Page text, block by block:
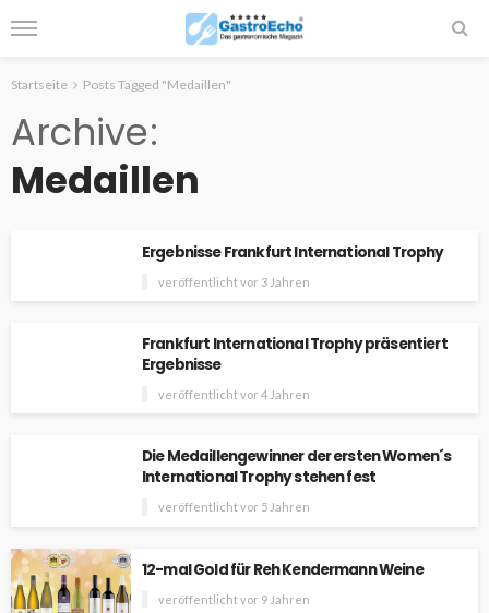
Startseite Posts Tagged "Medaillen"
Archive
Medaillen
Ergebnisse Frankfurt International Trophy
veröffentlicht vor 3 Jahren
Frankfurt International Trophy präsentiert
Ergebnisse
veröffentlicht vor 4 Jahren
Die Medaillengewinner der ersten Women´s
International Trophy stehen fest
veröffentlicht vor 5 Jahren
12-mal Gold für Reh Kendermann Weine
veröffentlicht vor 9 Jahren